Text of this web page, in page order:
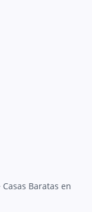
Casas Baratas en